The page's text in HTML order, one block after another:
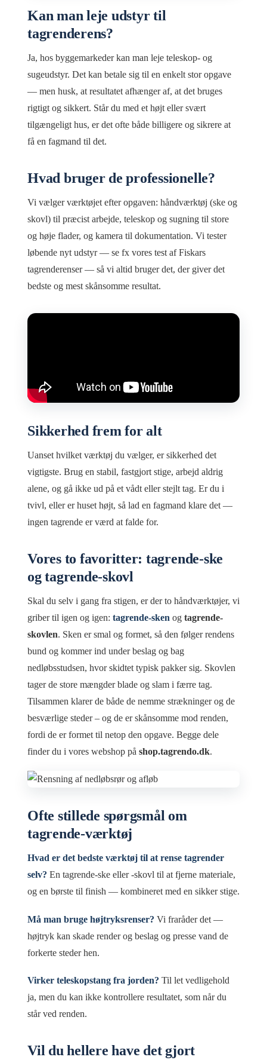
Kan man leje udstyr til
tagrenderens?
Ja, hos byggemarkeder kan man leje teleskop- og
sugeudstyr. Det kan betale sig til en enkelt stor opgave
— men husk, at resultatet afhænger af, at det bruges
rigtigt og sikkert. Står du med et højt eller svært
tilgængeligt hus, er det ofte både billigere og sikrere at
få en fagmand til det.
Hvad bruger de professionelle?
Vi vælger værktøjet efter opgaven: håndværktøj (ske og
skovl) til præcist arbejde, teleskop og sugning til store
og høje flader, og kamera til dokumentation. Vi tester
løbende nyt udstyr — se fx vores test af Fiskars
tagrenderenser — så vi altid bruger det, der giver det
bedste og mest skånsomme resultat.
Sikkerhed frem for alt
Uanset hvilket værktøj du vælger, er sikkerhed det
vigtigste. Brug en stabil, fastgjort stige, arbejd aldrig
alene, og gå ikke ud på et vådt eller stejlt tag. Er du i
tvivl, eller er huset højt, så lad en fagmand klare det —
ingen tagrende er værd at falde for.
Vores to favoritter: tagrende-ske
og tagrende-skovl
Skal du selv i gang fra stigen, er der to håndværktøjer, vi
griber til igen og igen: tagrende-sken og tagrende-
skovlen. Sken er smal og formet, så den følger rendens
bund og kommer ind under beslag og bag
nedløbsstudsen, hvor skidtet typisk pakker sig. Skovlen
tager de store mængder blade og slam i færre tag.
Tilsammen klarer de både de nemme strækninger og de
besværlige steder – og de er skånsomme mod renden,
fordi de er formet til netop den opgave. Begge dele
finder du i vores webshop på shop.tagrendo.dk.
Ofte stillede spørgsmål om
tagrende-værktøj
Hvad er det bedste værktøj til at rense tagrender
selv? En tagrende-ske eller -skovl til at fjerne materiale,
og en børste til finish — kombineret med en sikker stige.
Må man bruge højtryksrenser? Vi fraråder det —
højtryk kan skade render og beslag og presse vand de
forkerte steder hen.
Virker teleskopstang fra jorden? Til let vedligehold
ja, men du kan ikke kontrollere resultatet, som når du
står ved renden.
Vil du hellere have det gjort